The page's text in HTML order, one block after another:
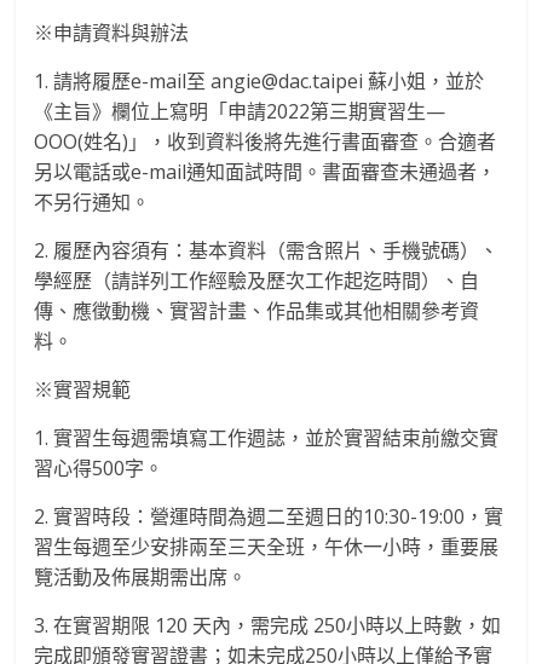
※申請資料與辦法
1. 請將履歷e-mail至 angie@dac.taipei 蘇小姐，並於
《主旨》欄位上寫明「申請2022第三期實習生—
ΟΟΟ(姓名)」，收到資料後將先進行書面審查。合適者
另以電話或e-mail通知面試時間。書面審查未通過者，
不另行通知。
2. 履歷內容須有：基本資料（需含照片、手機號碼）、
學經歷（請詳列工作經驗及歷次工作起迄時間）、自
傳、應徵動機、實習計畫、作品集或其他相關參考資
料。
※實習規範
1. 實習生每週需填寫工作週誌，並於實習結束前繳交實
習心得500字。
2. 實習時段：營運時間為週二至週日的10:30-19:00，實
習生每週至少安排兩至三天全班，午休一小時，重要展
覽活動及佈展期需出席。
3. 在實習期限 120 天內，需完成 250小時以上時數，如
完成即頒發實習證書；如未完成250小時以上僅給予實